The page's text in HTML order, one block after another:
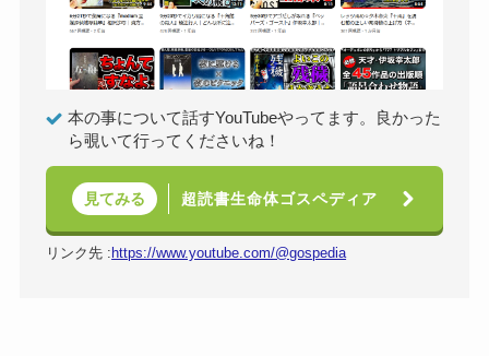
本の事について話すYouTubeやってます。良かった
ら覗いて行ってくださいね！
見てみる 超読書生命体ゴスペディア
リンク先 : https://www.youtube.com/@gospedia